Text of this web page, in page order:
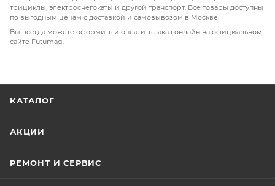
трициклы, электроснегокаты и другой транспорт. Все товары доступны
по выгодным ценам с доставкой и самовывозом в Москве.
Вы всегда можете оформить и оплатить заказ онлайн на официальном
сайте Futumag.
КАТАЛОГ
АКЦИИ
РЕМОНТ И СЕРВИС